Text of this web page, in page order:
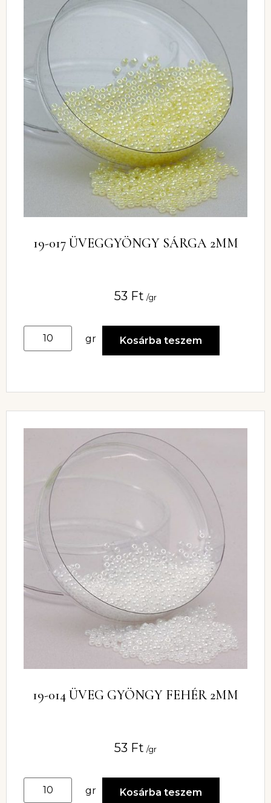
19-017 ÜVEGGYÖNGY SÁRGA 2MM
53 Ft /gr
gr Kosárba teszem
19-014 ÜVEG GYÖNGY FEHÉR 2MM
53 Ft /gr
gr Kosárba teszem